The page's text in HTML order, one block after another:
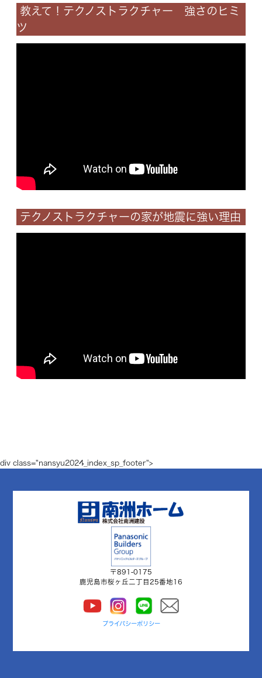
教えて！テクノストラクチャー 強さのヒミ
ツ
テクノストラクチャーの家が地震に強い理由
div class="nansyu2024_index_sp_footer">
〒891-0175
鹿児島市桜ヶ丘二丁目25番地16
プライバシーポリシー